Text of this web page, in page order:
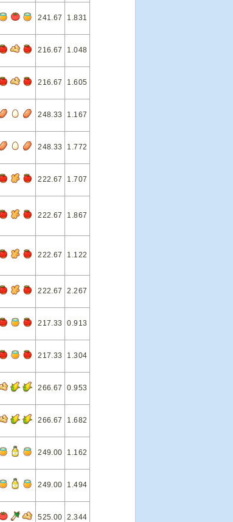
241.67 1.831
216.67 1.048
216.67 1.605
248.33 1.167
248.33 1.772
222.67 1.707
222.67 1.867
222.67 1.122
222.67 2.267
217.33 0.913
217.33 1.304
266.67 0.953
266.67 1.682
249.00 1.162
249.00 1.494
525.00 2.344